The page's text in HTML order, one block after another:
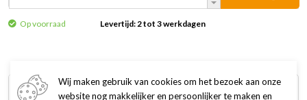
Op voorraad Levertijd: 2 tot 3 werkdagen
Omschrijving Specificaties
Wij maken gebruik van cookies om het bezoek aan onze
website nog makkelijker en persoonlijker te maken en